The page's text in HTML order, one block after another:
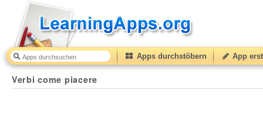
Apps durchstöbern App
Verbi come piacere